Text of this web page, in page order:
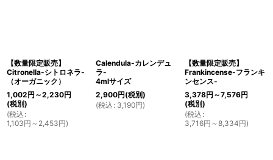
【数量限定販売】
Citronella-シトロネラ-
（オーガニック）
1,002円 ～2,230円
(税別)
(税込 :
1,103円 ～2,453円)
Calendula-カレンデュ
ラ-
4mlサイズ
2,900円(税別)
(税込 : 3,190円)
【数量限定販売】
Frankincense-フランキ
ンセンス-
3,378円 ～7,576円
(税別)
(税込 :
3,716円 ～8,334円)